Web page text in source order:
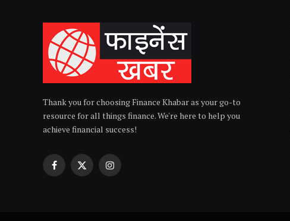
Thank you for choosing Finance Khabar as your go-to
resource for all things finance. We're here to help you
achieve financial success!
Facebook
X
Instagram